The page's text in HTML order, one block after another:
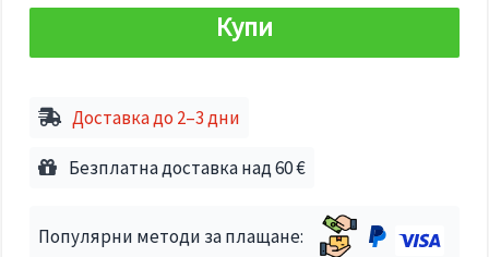
"Запази"
Настройки
бисквитките
Купи
Доставка до 2–3 дни
Безплатна доставка над 60 €
Популярни методи за плащане: